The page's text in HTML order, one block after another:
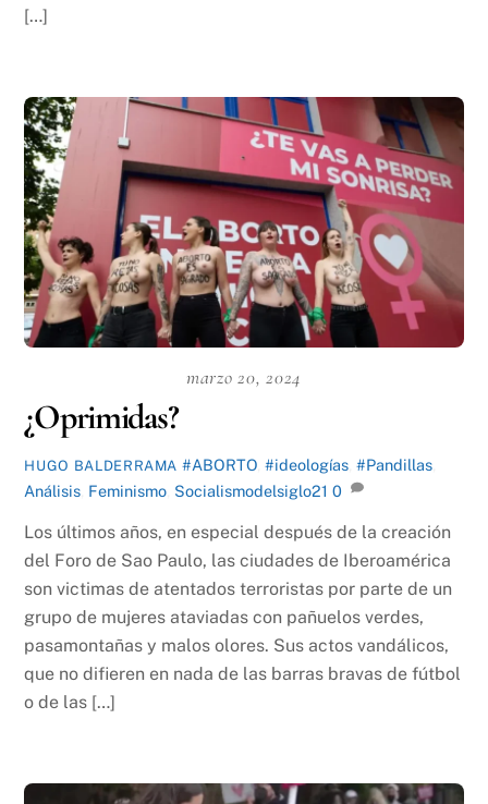
[…]
marzo 20, 2024
¿Oprimidas?
HUGO BALDERRAMA #ABORTO ,#ideologías ,#Pandillas
Análisis Feminismo Socialismodelsiglo21 0
Los últimos años, en especial después de la creación
del Foro de Sao Paulo, las ciudades de Iberoamérica
son victimas de atentados terroristas por parte de un
grupo de mujeres ataviadas con pañuelos verdes,
pasamontañas y malos olores. Sus actos vandálicos,
que no difieren en nada de las barras bravas de fútbol
o de las […]